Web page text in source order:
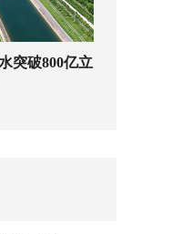
突破800亿立